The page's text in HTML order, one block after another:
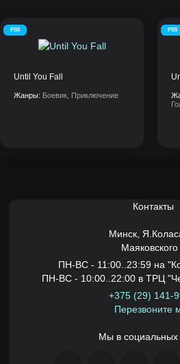
PS5
Until You Fall
Жанры: Боевик, Приключение
PS5
Контакты
Минск,
Маяковского
ПН-ВС - 11:00..23:59 на
ПН-ВС - 10:00..22:00 в ТРЦ
+375 (29) 141-
Перезвоните
Мы в социальных